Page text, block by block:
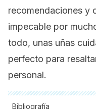
recomendaciones y
impecable por
todo, unas uñas
perfecto para
personal.
Bibliografía